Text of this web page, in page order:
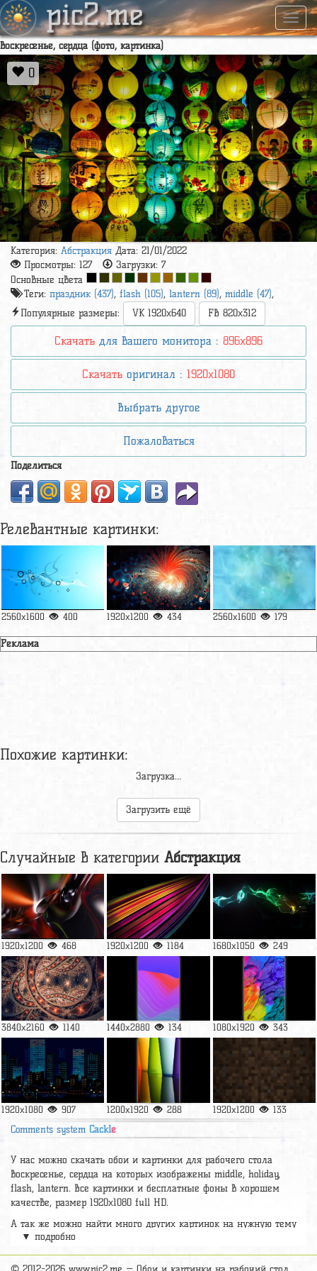
pic2.me
воскресенье, сердца (фото, картинка)
0
Категория: Абстракция Дата: 21/01/2022
Просмотры: 127 Загрузки: 7
Основные цвета
Теги: праздник (437), flash (105), lantern (89), middle (47),
Популярные размеры:
VK 1920x640 FB 820x312
Скачать для вашего монитора : 896x896
Скачать оригинал : 1920x1080
Выбрать другое
Пожаловаться
Поделиться
Релевантные картинки:
2560x1600 400 1920x1200 434 2560x1600 179
Реклама
Похожие картинки:
Загрузка...
Загрузить ещё
Случайные в категории Абстракция
1920x1200 468 1920x1200 1184 1680x1050 249
3840x2160 1140 1440x2880 134 1080x1920 343
1920x1080 907 1200x1920 288 1920x1200 133
Comments system Cackle
У нас можно скачать обои и картинки для рабочего стола
воскресенье, сердца на которых изображены middle, holiday,
flash, lantern. Все картинки и бесплатные фоны в хорошем
качестве, размер 1920х1080 full HD.
А так же можно найти много других картинок на нужную тему
разделобои Абстракция
большое количество красивых широкоформатных картинок, фото
и обоев хорошего hd качества бесплатно и на телефон.
▼ подробно